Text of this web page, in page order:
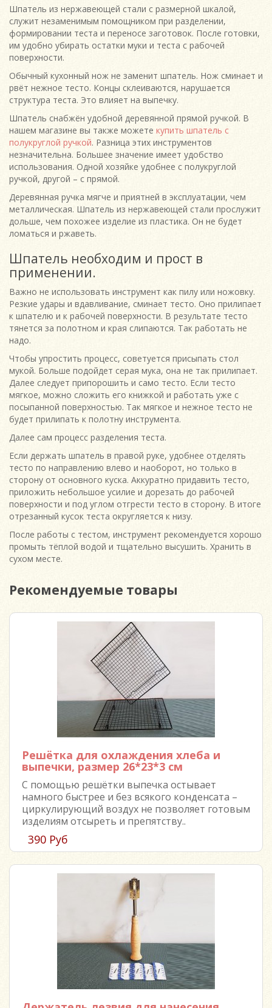
Шпатель из нержавеющей стали с размерной шкалой,
служит незаменимым помощником при разделении,
формировании теста и переносе заготовок. После готовки,
им удобно убирать остатки муки и теста с рабочей
поверхности.
Обычный кухонный нож не заменит шпатель. Нож сминает и
рвёт нежное тесто. Концы склеиваются, нарушается
структура теста. Это влияет на выпечку.
Шпатель снабжён удобной деревянной прямой ручкой. В
нашем магазине вы также можете купить шпатель с
полукруглой ручкой. Разница этих инструментов
незначительна. Большее значение имеет удобство
использования. Одной хозяйке удобнее с полукруглой
ручкой, другой – с прямой.
Деревянная ручка мягче и приятней в эксплуатации, чем
металлическая. Шпатель из нержавеющей стали прослужит
дольше, чем похожее изделие из пластика. Он не будет
ломаться и ржаветь.
Шпатель необходим и прост в
применении.
Важно не использовать инструмент как пилу или ножовку.
Резкие удары и вдавливание, сминает тесто. Оно прилипает
к шпателю и к рабочей поверхности. В результате тесто
тянется за полотном и края слипаются. Так работать не
надо.
Чтобы упростить процесс, советуется присыпать стол
мукой. Больше подойдет серая мука, она не так прилипает.
Далее следует припорошить и само тесто. Если тесто
мягкое, можно сложить его книжкой и работать уже с
посыпанной поверхностью. Так мягкое и нежное тесто не
будет прилипать к полотну инструмента.
Далее сам процесс разделения теста.
Если держать шпатель в правой руке, удобнее отделять
тесто по направлению влево и наоборот, но только в
сторону от основного куска. Аккуратно придавить тесто,
приложить небольшое усилие и дорезать до рабочей
поверхности и под углом отгрести тесто в сторону. В итоге
отрезанный кусок теста округляется к низу.
После работы с тестом, инструмент рекомендуется хорошо
промыть тёплой водой и тщательно высушить. Хранить в
сухом месте.
Рекомендуемые товары
Решётка для охлаждения хлеба и
выпечки, размер 26*23*3 см
С помощью решётки выпечка остывает
намного быстрее и без всякого конденсата –
циркулирующий воздух не позволяет готовым
изделиям отсыреть и препятству..
390 Руб